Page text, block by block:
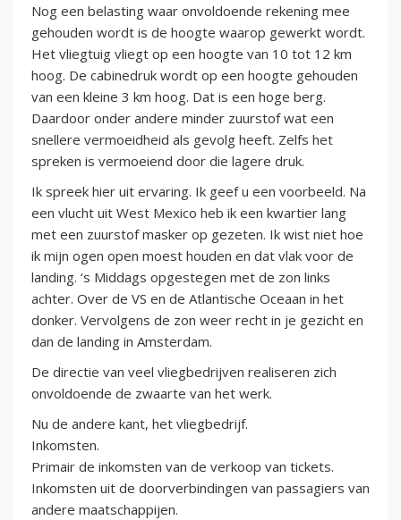
Nog een belasting waar onvoldoende rekening mee
gehouden wordt is de hoogte waarop gewerkt wordt.
Het vliegtuig vliegt op een hoogte van 10 tot 12 km
hoog. De cabinedruk wordt op een hoogte gehouden
van een kleine 3 km hoog. Dat is een hoge berg.
Daardoor onder andere minder zuurstof wat een
snellere vermoeidheid als gevolg heeft. Zelfs het
spreken is vermoeiend door die lagere druk.
Ik spreek hier uit ervaring. Ik geef u een voorbeeld. Na
een vlucht uit West Mexico heb ik een kwartier lang
met een zuurstof masker op gezeten. Ik wist niet hoe
ik mijn ogen open moest houden en dat vlak voor de
landing. ‘s Middags opgestegen met de zon links
achter. Over de VS en de Atlantische Oceaan in het
donker. Vervolgens de zon weer recht in je gezicht en
dan de landing in Amsterdam.
De directie van veel vliegbedrijven realiseren zich
onvoldoende de zwaarte van het werk.
Nu de andere kant, het vliegbedrijf.
Inkomsten.
Primair de inkomsten van de verkoop van tickets.
Inkomsten uit de doorverbindingen van passagiers van
andere maatschappijen.